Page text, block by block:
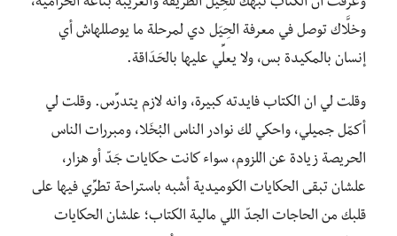
وعرفت ان الكتاب نبّهك للحِيَل الظريفة والغريبة بتاعة الحرامية،
وخلَّاك توصل في معرفة الحِيَل دي لمرحلة ما يوصللهاش أي
إنسان بالمكيدة بس، ولا يعلِّي عليها بالحَدَاقة.
وقلت لي ان الكتاب فايدته كبيرة، وانه لازم يتدرِّس. وقلت لي
أكمّل جميلي، واحكي لك نوادر الناس البُخَلا، ومبررات الناس
الحريصة زيادة عن اللزوم، سواء كانت حكايات جَدّ أو هزار،
علشان تبقى الحكايات الكوميدية أشبه باستراحة تطرِّي فيها على
قلبك من الحاجات الجدّ اللي مالية الكتاب؛ علشان الحكايات